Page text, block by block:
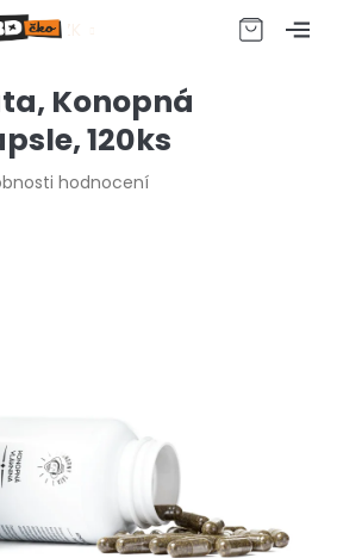
CZK
Konopná
120ks
hodnocení